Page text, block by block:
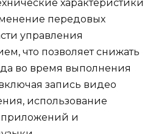
характеристики
передовых
управления
что позволяет снижать
во время выполнения
запись видео
использование
и